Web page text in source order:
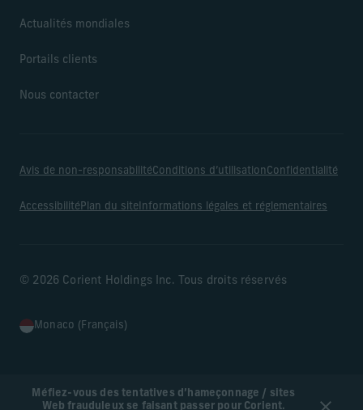
Méfiez-vous des tentatives d’hameçonnage / sites
Web frauduleux se faisant passer pour Corient.
Actualités mondiales
Portails clients
Nous contacter
Avis de non-responsabilitéConditions d’utilisationConfidentialité
AccessibilitéPlan du site Informations légales et réglementaires
© 2026 Corient Holdings Inc. Tous droits réservés
Monaco (Français)